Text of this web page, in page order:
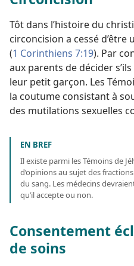
Tôt dans l’histoire du
circoncision a cessé d’être
(1 Corinthiens 7:19). Par
aux parents de décider
leur petit garçon. Les
la coutume consistant à
des mutilations sexuelles
EN BREF
Il existe parmi les Témoins de
d’opinions au sujet des
du sang. Les médecins
qu’il accepte ou non.
Consentement
de soins